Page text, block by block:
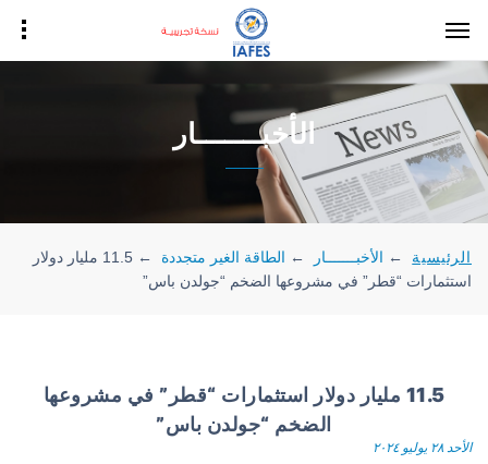
الأخبـــــــار
الرئيسية ← الأخبـــــــار ← الطاقة الغير متجددة ←
11.5 مليار دولار
استثمارات “قطر” في مشروعها الضخم “جولدن باس”
11.5 مليار دولار استثمارات “قطر” في مشروعها
الضخم “جولدن باس”
الأحد ٢٨ يوليو ٢٠٢٤